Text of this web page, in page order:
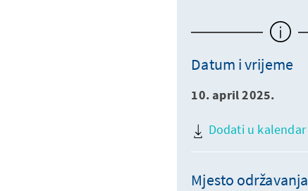
Datum i vrijeme
10. april 2025.
Dodati u kalendar
Mjesto održavanja